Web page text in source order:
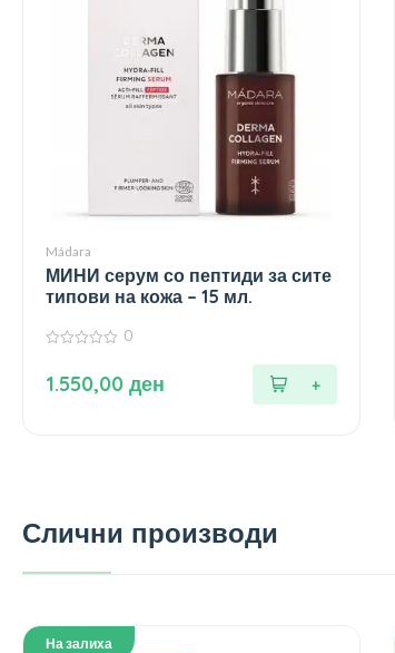
Mádara
МИНИ серум со пептиди за сите
типови на кожа – 15 мл.
5
0
1.550,00 ден
Слични производи
На залиха